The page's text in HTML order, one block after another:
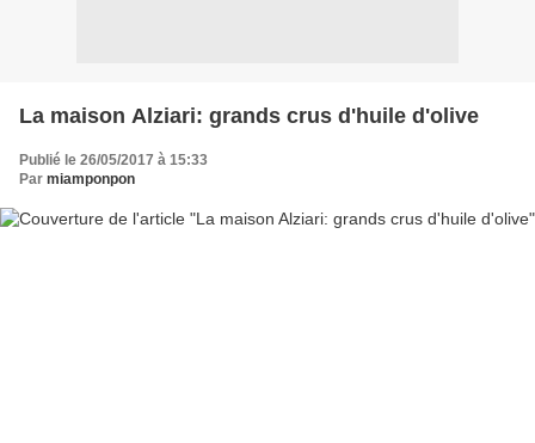
La maison Alziari: grands crus d'huile d'olive
Publié le 26/05/2017 à 15:33
Par miamponpon